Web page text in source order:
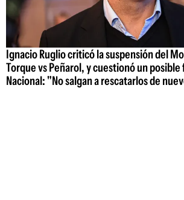
Ignacio Ruglio criticó la suspensión del
Torque vs Peñarol, y cuestionó un
Nacional: "No salgan a rescatarlos de